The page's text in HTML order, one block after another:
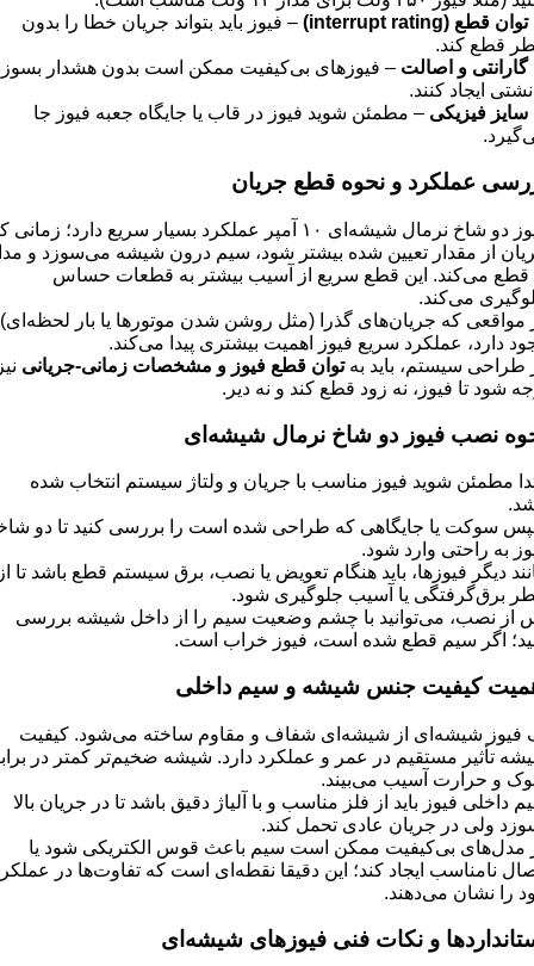
توان قطع (interrupt rating)
– فیوز باید بتواند جریان خطا را بدون
قطع کند.
گارانتی و اصالت – فیوزهای بی‌کیفیت ممکن است بدون هشدار
نشتی ایجاد کنند.
سایز فیزیکی – مطمئن شوید فیوز در قاب یا جایگاه جعبه فیوز جا
عملکرد و نحوه قطع جریان
فیوز دو شاخ نرمال شیشه‌ای ۱۰ آمپر عملکرد بسیار سریع دارد؛
از مقدار تعیین شده بیشتر شود، سیم درون شیشه می‌سوزد و
قطع می‌کند. این قطع سریع از آسیب بیشتر به قطعات حساس
می‌کند.
مواقعی که جریان‌های گذرا (مثل روشن شدن موتورها یا بار لحظه‌ای)
دارد، عملکرد سریع فیوز اهمیت بیشتری پیدا می‌کند.
طراحی سیستم، باید بهتوان قطع فیوز و مشخصات زمانی-جریانی
شود تا فیوز، نه زود قطع کند و نه دیر.
نصب فیوز دو شاخ نرمال شیشه‌ای
مطمئن شوید فیوز مناسب با جریان و ولتاژ سیستم انتخاب شده
سوکت یا جایگاهی که طراحی شده است را بررسی کنید تا دو
به راحتی وارد شود.
دیگر فیوزها، باید هنگام تعویض یا نصب، برق سیستم قطع باشد تا
برق‌گرفتگی یا آسیب جلوگیری شود.
از نصب، می‌توانید با چشم وضعیت سیم را از داخل شیشه بررسی
اگر سیم قطع شده است، فیوز خراب است.
کیفیت جنس شیشه و سیم داخلی
فیوز شیشه‌ای از شیشه‌ای شفاف و مقاوم ساخته می‌شود. کیفیت
تأثیر مستقیم در عمر و عملکرد دارد. شیشه ضخیم‌تر کمتر در
و حرارت آسیب می‌بیند.
داخلی فیوز باید از فلز مناسب و با آلیاژ دقیق باشد تا در جریان بالا
ولی در جریان عادی تحمل کند.
مدل‌های بی‌کیفیت ممکن است سیم باعث قوس الکتریکی شود یا
نامناسب ایجاد کند؛ این دقیقا نقطه‌ای است که تفاوت‌ها در
را نشان می‌دهند.
و نکات فنی فیوزهای شیشه‌ای